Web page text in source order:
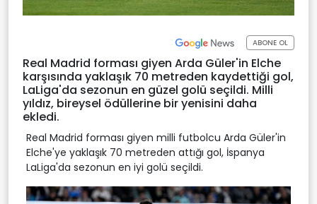
ABONE OL
Real Madrid forması giyen Arda Güler'in Elche
karşısında yaklaşık 70 metreden kaydettiği gol,
LaLiga'da sezonun en güzel golü seçildi. Milli
yıldız, bireysel ödüllerine bir yenisini daha
ekledi.
Real Madrid forması giyen milli futbolcu Arda Güler'in
Elche'ye yaklaşık 70 metreden attığı gol, İspanya
LaLiga'da sezonun en iyi golü seçildi.